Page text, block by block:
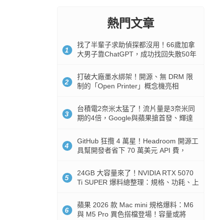
熱門文章
1
找了半輩子求助偵探都沒用！66歲加拿
大男子靠ChatGPT，成功找回失散50年
2
打破大廠墨水綁架！開源、無 DRM 限
制的「Open Printer」概念機亮相
3
台積電2奈米太猛了！流片量是3奈米同
期的4倍，Google與蘋果搶首發、輝達
4
GitHub 狂攬 4 萬星！Headroom 開源工
具幫開發者省下 70 萬美元 API 費，
5
24GB 大容量來了！NVIDIA RTX 5070
Ti SUPER 爆料總整理：規格、功耗、上
6
蘋果 2026 款 Mac mini 規格爆料：M6
與 M5 Pro 異色搭檔登場！容量或將